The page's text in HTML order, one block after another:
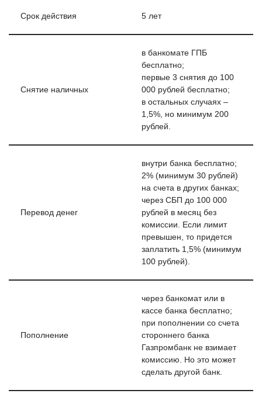
Срок действия 5 лет
Снятие наличных
в банкомате ГПБ
бесплатно;
первые 3 снятия до 100
000 рублей бесплатно;
в остальных случаях –
1,5%, но минимум 200
рублей.
Перевод денег
внутри банка бесплатно;
2% (минимум 30 рублей)
на счета в других банках;
через СБП до 100 000
рублей в месяц без
комиссии. Если лимит
превышен, то придется
заплатить 1,5% (минимум
100 рублей).
Пополнение
через банкомат или в
кассе банка бесплатно;
при пополнении со счета
стороннего банка
Газпромбанк не взимает
комиссию. Но это может
сделать другой банк.